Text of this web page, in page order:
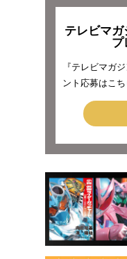
テレビマ
『テレビマガ
ント応募はこ